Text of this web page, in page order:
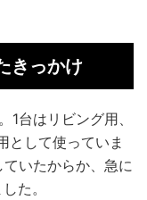
きっかけ
台はリビング用、
として使っていま
いたからか、急に
た。